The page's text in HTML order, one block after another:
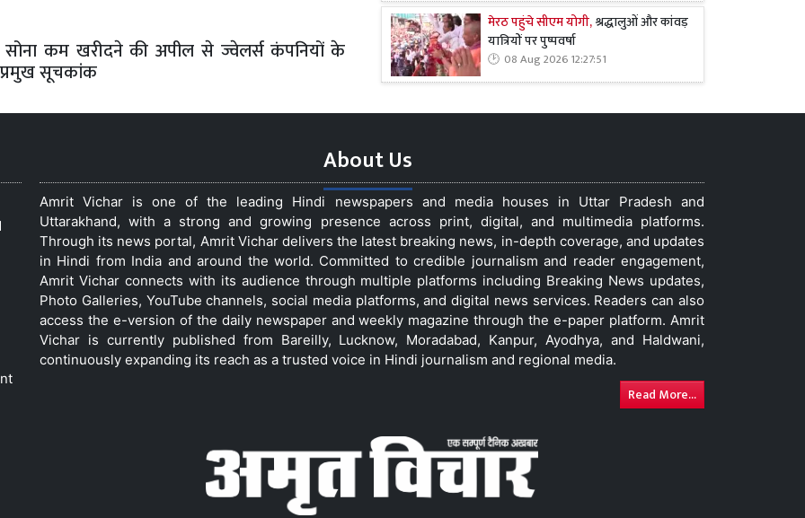
सोना कम खरीदने की अपील से ज्वेलर्स कंपनियों के
प्रमुख सूचकांक
मेरठ पहुंचे सीएम योगी,श्रद्धालुओं और कांवड़
यात्रियों पर पुष्पवर्षा
08 Aug 2026 12:27:51
About Us
Amrit Vichar is one of the leading Hindi newspapers and media houses in Uttar Pradesh and
Uttarakhand, with a strong and growing presence across print, digital, and multimedia platforms.
Through its news portal, Amrit Vichar delivers the latest breaking news, in-depth coverage, and updates
in Hindi from India and around the world. Committed to credible journalism and reader engagement,
Amrit Vichar connects with its audience through multiple platforms including Breaking News updates,
Photo Galleries, YouTube channels, social media platforms, and digital news services. Readers can also
access the e-version of the daily newspaper and weekly magazine through the e-paper platform. Amrit
Vichar is currently published from Bareilly, Lucknow, Moradabad, Kanpur, Ayodhya, and Haldwani,
continuously expanding its reach as a trusted voice in Hindi journalism and regional media.
Read More...